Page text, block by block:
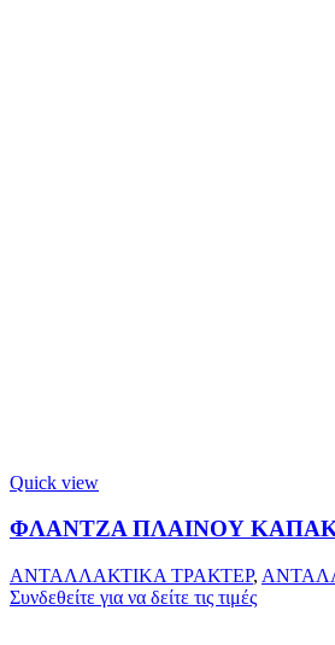
Quick view
ΦΛΑΝΤΖΑ ΠΛΑΙΝΟΥ
ΑΝΤΑΛΛΑΚΤΙΚΑ ΤΡΑΚΤΕΡ,
Συνδεθείτε για να δείτε τις τιμές